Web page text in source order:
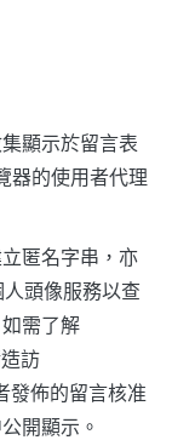
顯示於留言表
器的使用者代理
匿名字串，亦
頭像服務以查
需了解
訪
佈的留言核准
開顯示。